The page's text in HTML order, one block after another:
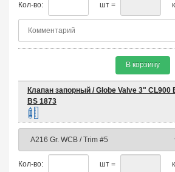
Кол-во: шт =
В корзину
Клапан запорный / Globe Valve 3" CL900
BS 1873
Кол-во: шт =